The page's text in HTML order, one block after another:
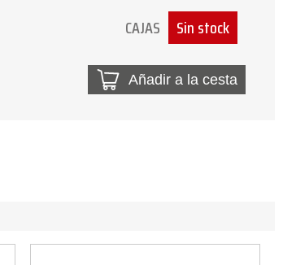
CAJAS Sin stock
Añadir a la cesta